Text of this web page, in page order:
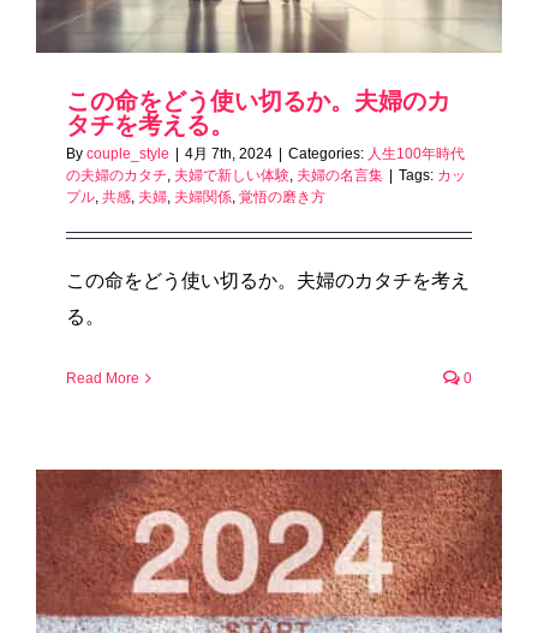
この命をどう使い切るか。夫婦のカ
タチを考える。
By couple_style 4月 7th, 2024 Categories: 人生100年時代
の夫婦のカタチ, 夫婦で新しい体験, 夫婦の名言集 Tags: カッ
プル, 共感, 夫婦, 夫婦関係, 覚悟の磨き方
この命をどう使い切るか。夫婦のカタチを考え
る。
Read More 0